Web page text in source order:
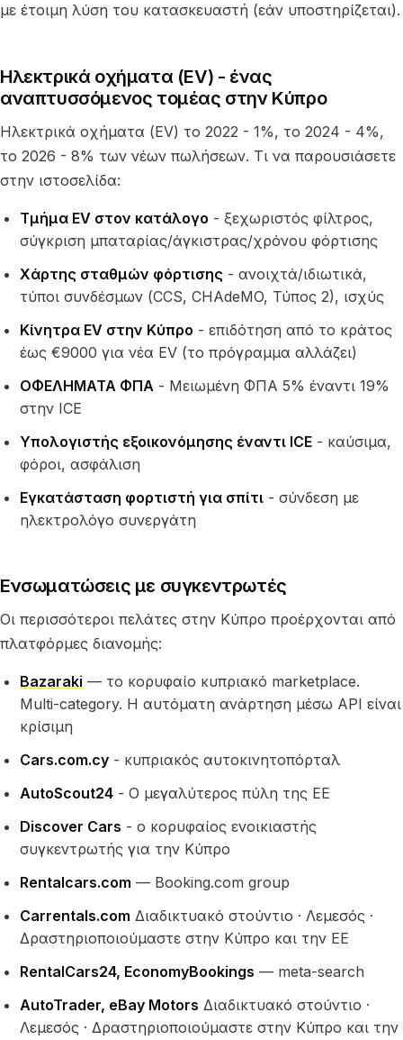
με έτοιμη λύση του κατασκευαστή (εάν υποστηρίζεται).
Ηλεκτρικά οχήματα (EV) - ένας
αναπτυσσόμενος τομέας στην Κύπρο
Ηλεκτρικά οχήματα (EV) το 2022 - 1%, το 2024 - 4%,
το 2026 - 8% των νέων πωλήσεων. Τι να παρουσιάσετε
στην ιστοσελίδα:
Τμήμα EV στον κατάλογο - ξεχωριστός φίλτρος,
σύγκριση μπαταρίας/άγκιστρας/χρόνου φόρτισης
Χάρτης σταθμών φόρτισης - ανοιχτά/ιδιωτικά,
τύποι συνδέσμων (CCS, CHAdeMO, Τύπος 2), ισχύς
Κίνητρα EV στην Κύπρο - επιδότηση από το κράτος
έως €9000 για νέα EV (το πρόγραμμα αλλάζει)
ΟΦΕΛΗΜΑΤΑ ΦΠΑ - Μειωμένη ΦΠΑ 5% έναντι 19%
στην ICE
Υπολογιστής εξοικονόμησης έναντι ICE - καύσιμα,
φόροι, ασφάλιση
Εγκατάσταση φορτιστή για σπίτι - σύνδεση με
ηλεκτρολόγο συνεργάτη
Ενσωματώσεις με συγκεντρωτές
Οι περισσότεροι πελάτες στην Κύπρο προέρχονται από
πλατφόρμες διανομής:
Bazaraki — το κορυφαίο κυπριακό marketplace.
Multi-category. Η αυτόματη ανάρτηση μέσω API είναι
κρίσιμη
Cars.com.cy - κυπριακός αυτοκινητοπόρταλ
AutoScout24 - Ο μεγαλύτερος πύλη της ΕΕ
Discover Cars - ο κορυφαίος ενοικιαστής
συγκεντρωτής για την Κύπρο
Rentalcars.com — Booking.com group
Carrentals.com Διαδικτυακό στούντιο · Λεμεσός ·
Δραστηριοποιούμαστε στην Κύπρο και την ΕΕ
RentalCars24, EconomyBookings — meta-search
AutoTrader, eBay Motors Διαδικτυακό στούντιο ·
Λεμεσός · Δραστηριοποιούμαστε στην Κύπρο και την